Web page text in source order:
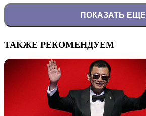
ПОКАЗАТЬ ЕЩЕ
ТАКЖЕ РЕКОМЕНДУЕМ